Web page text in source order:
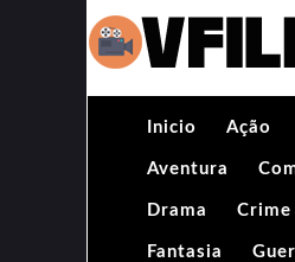
Inicio Ação
Aventura
Drama Crime
Fantasia